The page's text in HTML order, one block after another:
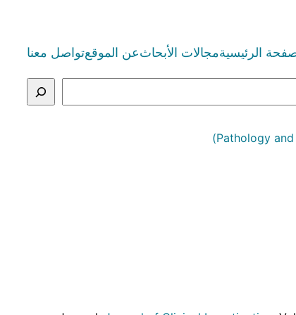
الرئيسيةمجالات الأبحاثعن الموقعتواصل معنا